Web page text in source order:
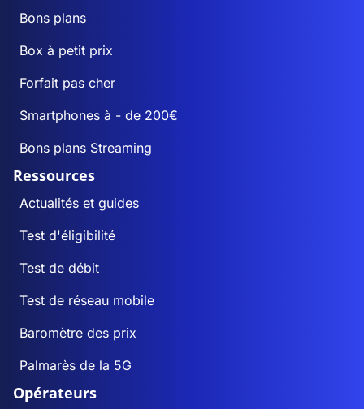
Bons plans
Box à petit prix
Forfait pas cher
Smartphones à - de 200€
Bons plans Streaming
Ressources
Actualités et guides
Test d'éligibilité
Test de débit
Test de réseau mobile
Baromètre des prix
Palmarès de la 5G
Opérateurs